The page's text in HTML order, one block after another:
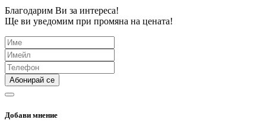
Благодарим Ви за интереса!
Ще ви уведомим при промяна на цената!
Абонирай се
Добави мнение